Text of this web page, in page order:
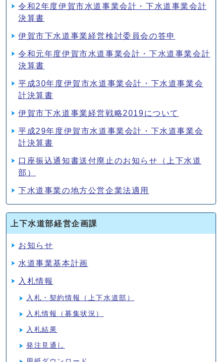
令和2年度伊賀市水道事業会計・下水道事業会計
決算書
伊賀市下水道事業経営検討委員会の答申
令和元年度伊賀市水道事業会計・下水道事業会計
決算書
平成30年度伊賀市水道事業会計・下水道事業会
計決算書
伊賀市下水道事業経営戦略2019について
平成29年度伊賀市水道事業会計・下水道事業会
計決算書
口座振込通知書送付廃止のお知らせ（上下水道
部）
下水道事業の地方公営企業法適用
上下水道部経営企画課
お知らせ
水道事業基本計画
入札情報
入札・契約情報（上下水道部）
入札情報（募集状況）
入札結果
発注見通し